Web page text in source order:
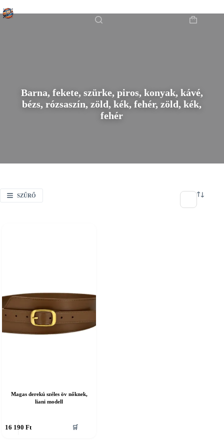
to
Shopping
Főoldal
Barna, fekete, szürke, piros, konyak, kávé, bézs, rózsaszín, zöld, kék,
Barna, fekete, szürke, piros, konyak, kávé,
bézs, rózsaszín, zöld, kék, fehér, zöld, kék,
fehér
SZŰRŐ
Magas derekú széles öv nőknek,
liani modell
16 190 Ft 🛒